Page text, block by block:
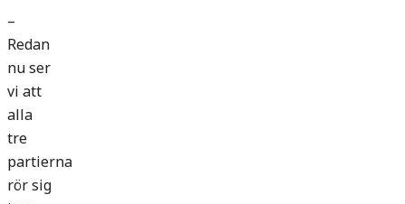
–
Redan
nu ser
vi att
alla
tre
partierna
rör sig